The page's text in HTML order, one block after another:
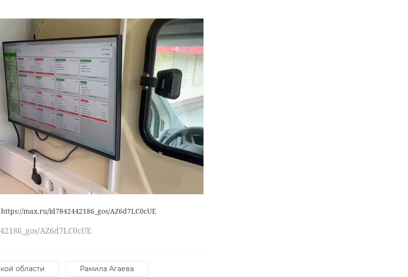
max.ru/id7842442186_gos/AZ6d7LC0cUE
AZ6d7LC0cUE
области Рамила Агаева
max.ru/news47rus/AZ6iBu7EL-o